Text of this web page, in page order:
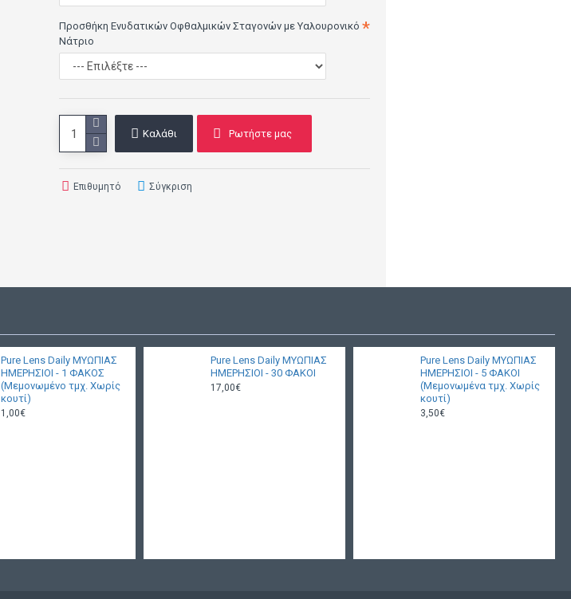
Προσθήκη Ενυδατικών Οφθαλμικών Σταγονών με Υαλουρονικό
Νάτριο
Καλάθι Ρωτήστε μας
Επιθυμητό Σύγκριση
Pure Lens Daily ΜΥΩΠΙΑΣ
ΗΜΕΡΗΣΙΟΙ - 1 ΦΑΚΟΣ
(Μεμονωμένο τμχ. Χωρίς
κουτί)
1,00€
Pure Lens Daily ΜΥΩΠΙΑΣ
ΗΜΕΡΗΣΙΟΙ - 30 ΦΑΚΟΙ
17,00€
Pure Lens Daily ΜΥΩΠΙΑΣ
ΗΜΕΡΗΣΙΟΙ - 5 ΦΑΚΟΙ
(Μεμονωμένα τμχ. Χωρίς
κουτί)
3,50€